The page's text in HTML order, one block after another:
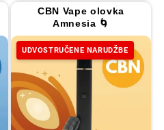
CBN Vape olovka
Amnesia 🌀
UDVOSTRUČENE NARUDŽBE